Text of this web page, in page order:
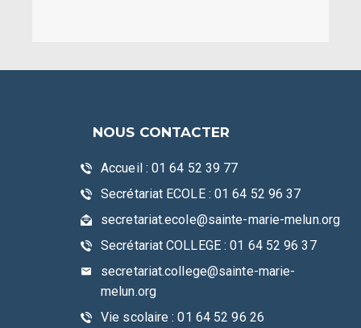
NOUS CONTACTER
Accueil : 01 64 52 39 77
Secrétariat ECOLE : 01 64 52 96 37
secretariat.ecole@sainte-marie-melun.org
Secrétariat COLLEGE : 01 64 52 96 37
secretariat.college@sainte-marie-
melun.org
Vie scolaire : 01 64 52 96 26